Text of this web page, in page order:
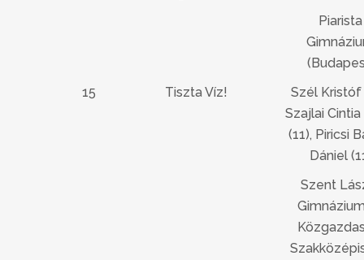
Piarista
15
Tiszta Víz!
Szél Kristóf
Szajlai Cintia
(11), Piricsi
Dániel
Szent